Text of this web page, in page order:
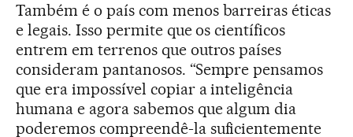
Também é o país com menos barreiras éticas
e legais. Isso permite que os científicos
entrem em terrenos que outros países
consideram pantanosos. “Sempre pensamos
que era impossível copiar a inteligência
humana e agora sabemos que algum dia
poderemos compreendê-la suficientemente